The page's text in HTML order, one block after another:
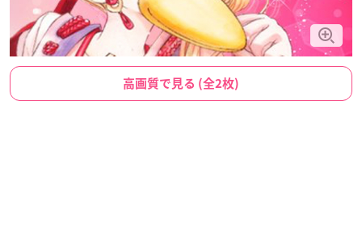
高画質で見る (全2枚)